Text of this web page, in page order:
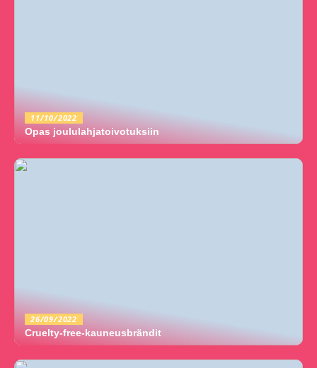
11/10/2022
Opas joululahjatoivotuksiin
26/09/2022
Cruelty-free-kauneusbrändit